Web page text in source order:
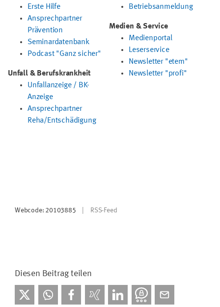
Erste Hilfe
Ansprechpartner
Prävention
Seminardatenbank
Podcast "Ganz sicher"
Unfall & Berufskrankheit
Unfallanzeige / BK-
Anzeige
Ansprechpartner
Reha/Entschädigung
Betriebsanmeldung
Medien & Service
Medienportal
Leserservice
Newsletter "etem"
Newsletter "profi"
Webcode: 20103885 RSS-Feed
Diesen Beitrag teilen